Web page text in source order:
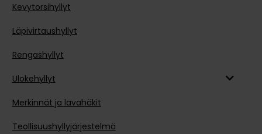
Kevytorsihyllyt
Läpivirtaushyllyt
Rengashyllyt
Ulokehyllyt
Merkinnät ja lavahäkit
Teollisuushyllyjärjestelmä